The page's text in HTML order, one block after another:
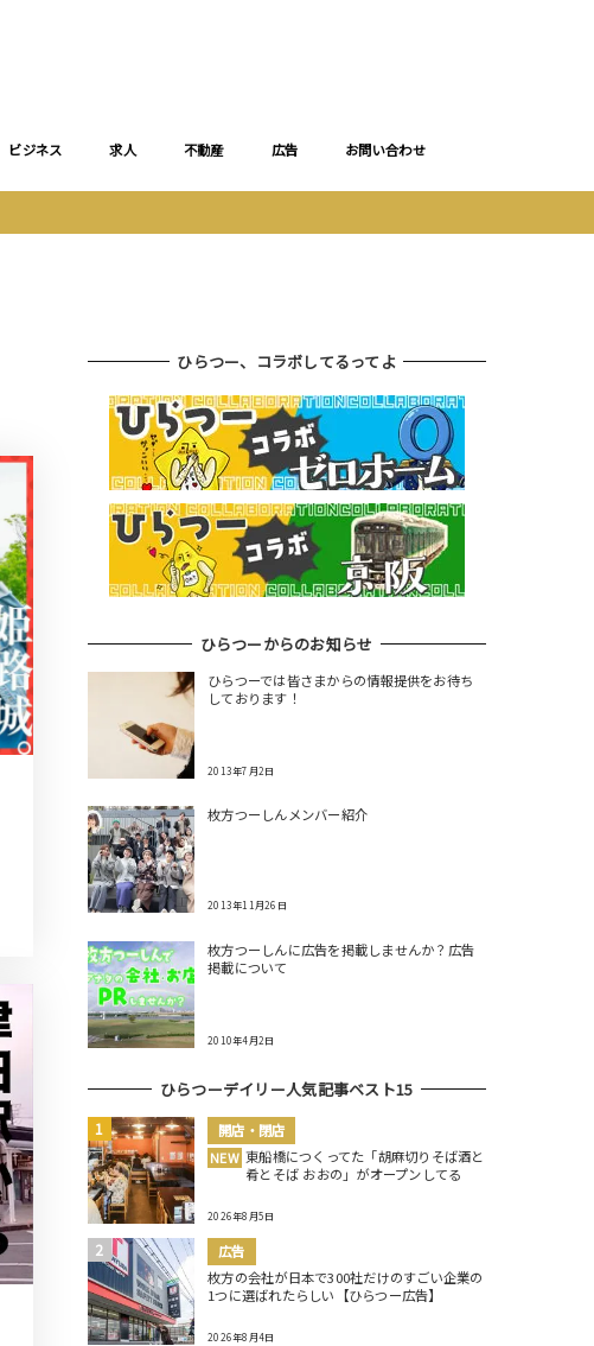
ビジネス 求人 不動産 広告 お問い合わせ
ひらつー、コラボしてるってよ
ひらつーからのお知らせ
ひらつーでは皆さまからの情報提供をお待ち
しております！
2013年7月2日
枚方つーしんメンバー紹介
2013年11月26日
枚方つーしんに広告を掲載しませんか？広告
掲載について
2010年4月2日
ひらつーデイリー人気記事ベスト15
開店・閉店
NEW 東船橋につくってた「胡麻切りそば酒と
肴とそば おおの」がオープンしてる
2026年8月5日
広告
枚方の会社が日本で300社だけのすごい企業の
1つに選ばれたらしい【ひらつー広告】
2026年8月4日